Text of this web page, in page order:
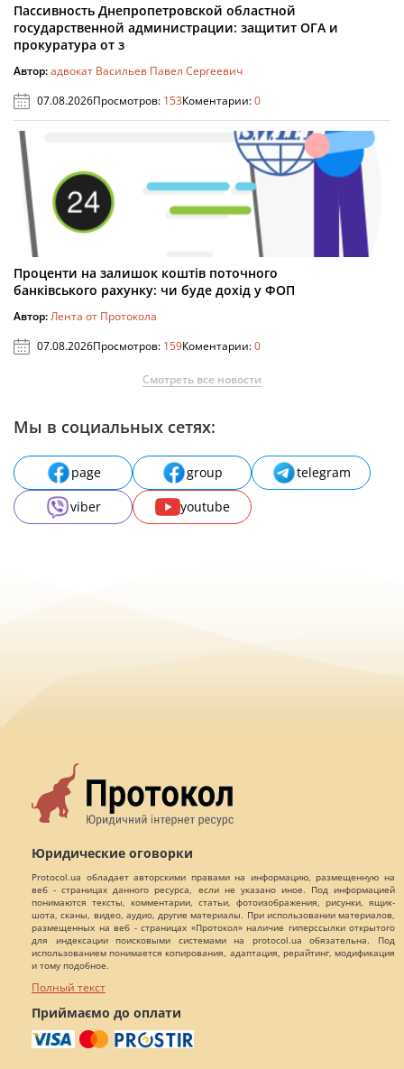
Пассивность Днепропетровской областной
государственной администрации: защитит ОГА и
прокуратура от з
Автор:адвокат Васильев Павел Сергеевич
07.08.2026Просмотров: 153Коментарии:0
Проценти на залишок коштів поточного
банківського рахунку: чи буде дохід у ФОП
Автор:Лента от Протокола
07.08.2026Просмотров: 159Коментарии:0
Смотреть все новости
Мы в социальных сетях:
page group
telegram
viber
youtube
Юридические оговорки
Protocol.ua обладает авторскими правами на информацию, размещенную на
веб - страницах данного ресурса, если не указано иное. Под информацией
понимаются тексты, комментарии, статьи, фотоизображения, рисунки, ящик-
шота, сканы, видео, аудио, другие материалы. При использовании материалов,
размещенных на веб - страницах «Протокол» наличие гиперссылки открытого
для индексации поисковыми системами на protocol.ua обязательна. Под
использованием понимается копирования, адаптация, рерайтинг, модификация
и тому подобное.
Полный текст
Приймаємо до оплати